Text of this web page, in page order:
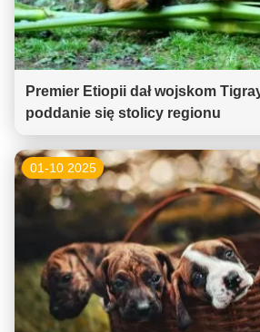
Premier Etiopii dał wojskom
poddanie się stolicy regionu
01-10 2025